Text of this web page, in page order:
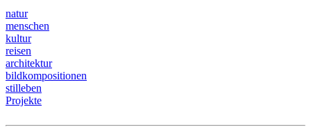
natur
menschen
kultur
reisen
architektur
bildkompositionen
stilleben
Projekte